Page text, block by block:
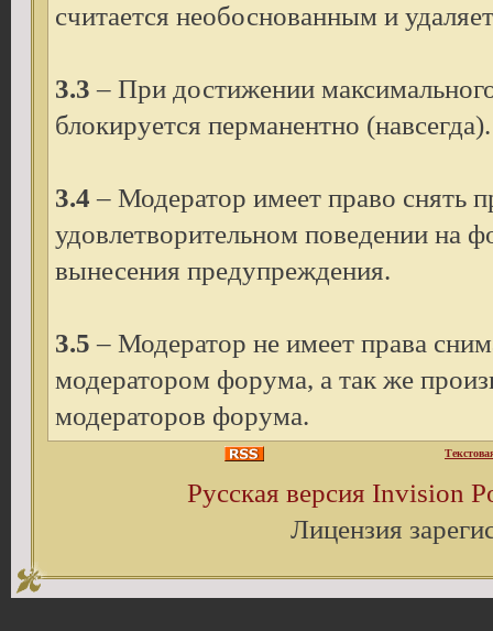
считается необоснованным и
3.3 – При достижении
блокируется перманентно (навсегда).
3.4 – Модератор имеет право снять
удовлетворительном поведении на
вынесения предупреждения.
3.5 – Модератор не имеет права
модератором форума, а так же
модераторов форума.
Русская версия Invision
Лицензия